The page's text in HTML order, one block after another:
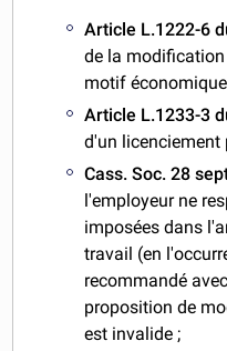
Article L.1222-6
de la
motif
Article L.1233-3
d'un
Cass. Soc. 28
l'employeur ne
imposées dans
travail (en
recommandé
proposition de
est invalide ;